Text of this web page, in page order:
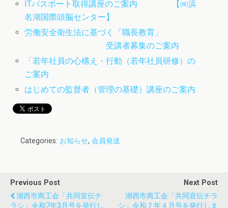
ITパスポート取得講座のご案内 【㈱浜
名湖国際頭脳センター】
労働安全衛生法に基づく「職長教育」
受講者募集のご案内
「若年社員の心構え・行動（若年社員研修）の
ご案内
はじめての監督者（管理の基礎）講座のご案内
Categories: お知らせ, 会員発送
Previous Post
湖西市商工会「共同宣伝チ
ラシ」令和7年3月号を発行し
Next Post
湖西市商工会「共同宣伝チラ
シ」令和７年４月号を発行しま